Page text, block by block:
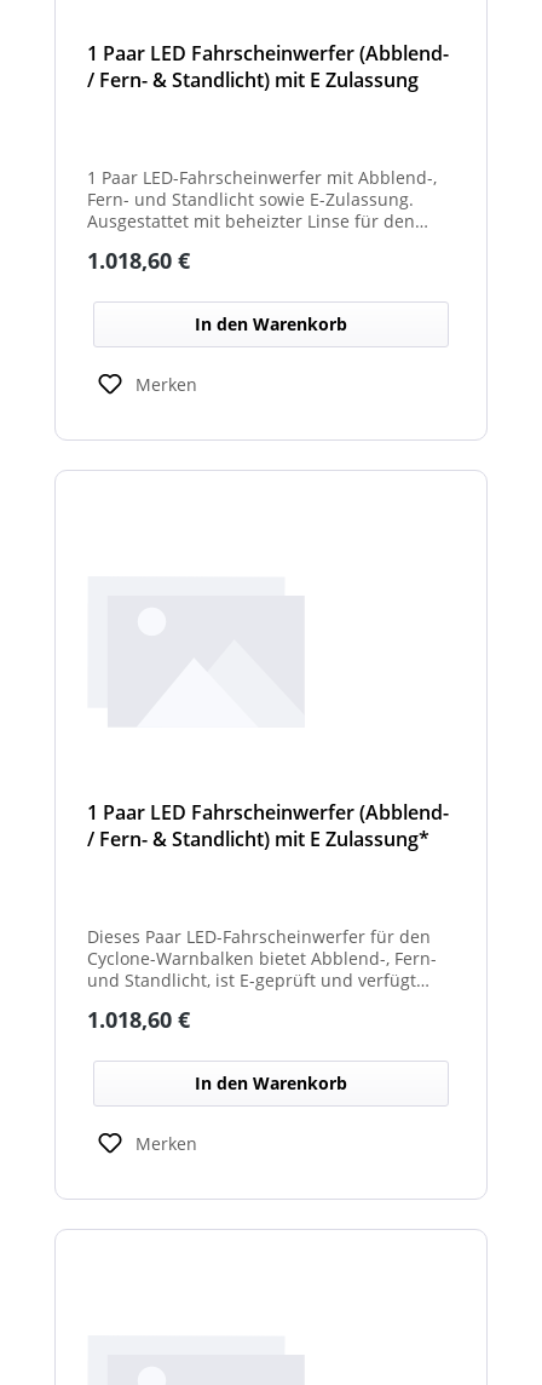
1 Paar LED Fahrscheinwerfer (Abblend-
/ Fern- & Standlicht) mit E Zulassung
1 Paar LED-Fahrscheinwerfer mit Abblend-,
Fern- und Standlicht sowie E-Zulassung.
Ausgestattet mit beheizter Linse für den
Witterungsbedingungen. Ideal zur sicheren
Arbeitsbereichen bei allen Fahrzeugtypen.
Balkenbreiten mit Scheinwerfermodulen
können geringfügig von den angegebenen
Standardbreiten abweichen. Modelle mit nur
2 Scheinwerfermodulen, können wahlweise
unbeleuchtet) haben. Die max. Anzahl der
Regulärer Preis:
1.018,60 €
In den Warenkorb
Merken
1 Paar LED Fahrscheinwerfer (Abblend-
/ Fern- & Standlicht) mit E Zulassung*
Dieses Paar LED-Fahrscheinwerfer für den
Cyclone-Warnbalken bietet Abblend-, Fern-
und Standlicht, ist E-geprüft und verfügt
Einsatz im Winterdienst.
Regulärer Preis:
1.018,60 €
In den Warenkorb
Merken